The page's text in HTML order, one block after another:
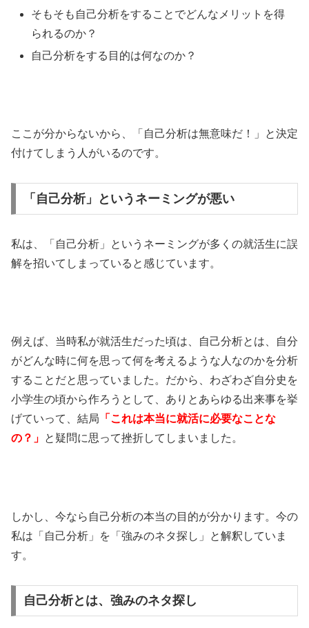
そもそも自己分析をすることでどんなメリットを得
られるのか？
自己分析をする目的は何なのか？
ここが分からないから、「自己分析は無意味だ！」と決定
付けてしまう人がいるのです。
「自己分析」というネーミングが悪い
私は、「自己分析」というネーミングが多くの就活生に誤
解を招いてしまっていると感じています。
例えば、当時私が就活生だった頃は、自己分析とは、自分
がどんな時に何を思って何を考えるような人なのかを分析
することだと思っていました。だから、わざわざ自分史を
小学生の頃から作ろうとして、ありとあらゆる出来事を挙
げていって、結局 「これは本当に就活に必要なことな
の？」 と疑問に思って挫折してしまいました。
しかし、今なら自己分析の本当の目的が分かります。今の
私は「自己分析」を「強みのネタ探し」と解釈していま
す。
自己分析とは、強みのネタ探し